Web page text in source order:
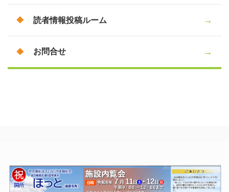
読者情報投稿ルーム
お問合せ